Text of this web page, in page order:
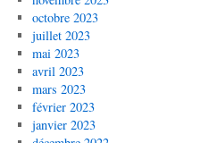
octobre 2023
juillet 2023
mai 2023
avril 2023
mars 2023
février 2023
janvier 2023